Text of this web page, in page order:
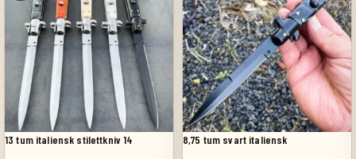
13 tum italiensk stilettkniv 14
8,75 tum svart italiensk